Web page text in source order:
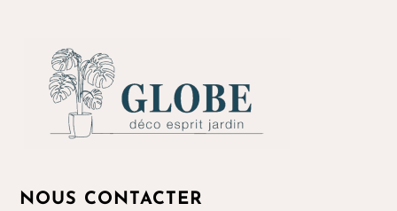
NOUS CONTACTER